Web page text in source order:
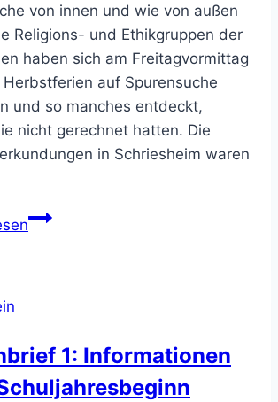
von innen und wie von außen
Religions- und Ethikgruppen der
haben sich am Freitagvormittag
auf Spurensuche
und so manches entdeckt,
nicht gerechnet hatten. Die
in Schriesheim waren
Kirchenerkundung
1: Informationen